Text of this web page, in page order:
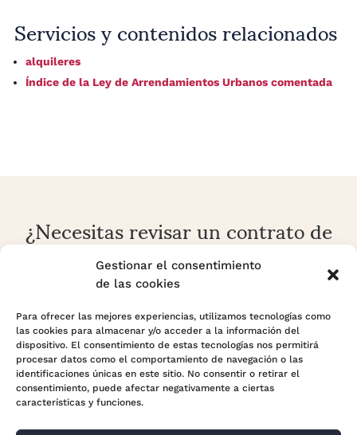
Gestionar el consentimiento
de las cookies
Para ofrecer las mejores experiencias, utilizamos tecnologías como
las cookies para almacenar y/o acceder a la información del
dispositivo. El consentimiento de estas tecnologías nos permitirá
procesar datos como el comportamiento de navegación o las
identificaciones únicas en este sitio. No consentir o retirar el
consentimiento, puede afectar negativamente a ciertas
características y funciones.
Servicios y contenidos relacionados
alquileres
Índice de la Ley de Arrendamientos Urbanos comentada
¿Necesitas revisar un contrato de
alquiler o una reclamación
arrendaticia?
prórrogas, desahucios y conflictos sobre vivienda o local
con enfoque preventivo y estratégico.
Contactar con Adara Legal